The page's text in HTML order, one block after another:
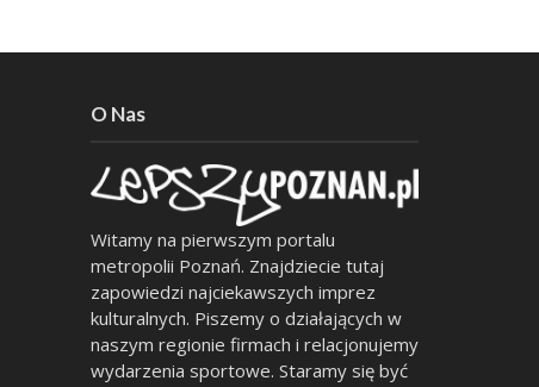
O Nas
Witamy na pierwszym portalu
metropolii Poznań. Znajdziecie tutaj
zapowiedzi najciekawszych imprez
kulturalnych. Piszemy o działających w
naszym regionie firmach i relacjonujemy
wydarzenia sportowe. Staramy się być